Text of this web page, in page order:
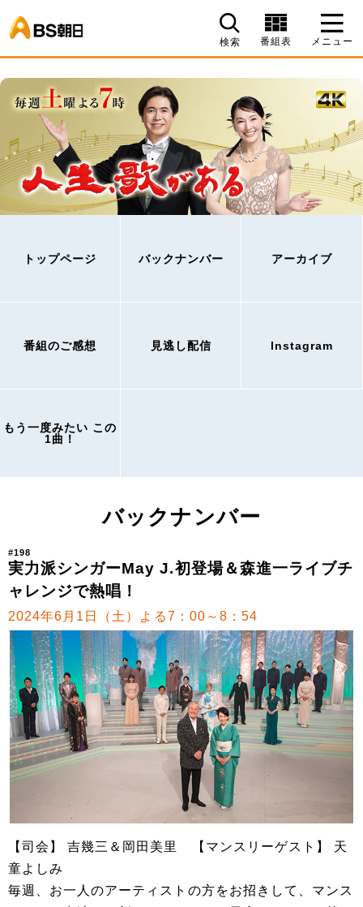
検索 番組表 メニュー
トップページ バックナンバー アーカイブ
番組のご感想 見逃し配信 Instagram
もう一度みたい この
1曲！
バックナンバー
#198
実力派シンガーMay J.初登場＆森進一ライブチ
ャレンジで熱唱！
2024年6月1日（土）よる7：00～8：54
【司会】 吉幾三＆岡田美里 【マンスリーゲスト】 天
童よしみ
毎週、お一人のアーティストの方をお招きして、マンス